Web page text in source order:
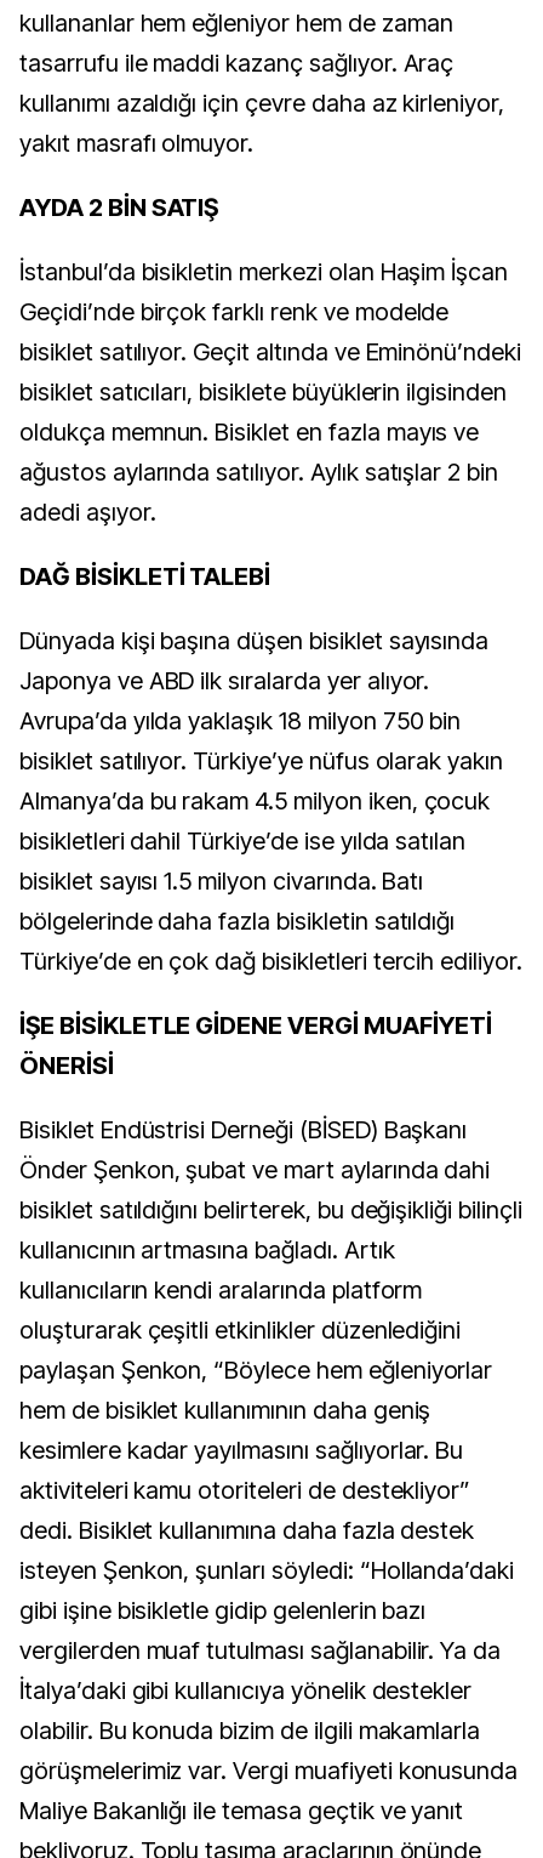
kullananlar hem eğleniyor hem de zaman
tasarrufu ile maddi kazanç sağlıyor. Araç
kullanımı azaldığı için çevre daha az kirleniyor,
yakıt masrafı olmuyor.
AYDA 2 BİN SATIŞ
İstanbul’da bisikletin merkezi olan Haşim İşcan
Geçidi’nde birçok farklı renk ve modelde
bisiklet satılıyor. Geçit altında ve Eminönü’ndeki
bisiklet satıcıları, bisiklete büyüklerin ilgisinden
oldukça memnun. Bisiklet en fazla mayıs ve
ağustos aylarında satılıyor. Aylık satışlar 2 bin
adedi aşıyor.
DAĞ BİSİKLETİ TALEBİ
Dünyada kişi başına düşen bisiklet sayısında
Japonya ve ABD ilk sıralarda yer alıyor.
Avrupa’da yılda yaklaşık 18 milyon 750 bin
bisiklet satılıyor. Türkiye’ye nüfus olarak yakın
Almanya’da bu rakam 4.5 milyon iken, çocuk
bisikletleri dahil Türkiye’de ise yılda satılan
bisiklet sayısı1.5 milyon civarında. Batı
bölgelerinde daha fazla bisikletin satıldığı
Türkiye’de en çok dağ bisikletleri tercih ediliyor.
İŞE BİSİKLETLE GİDENE VERGİ MUAFİYETİ
ÖNERİSİ
Bisiklet Endüstrisi Derneği (BİSED) Başkanı
Önder Şenkon, şubat ve mart aylarında dahi
bisiklet satıldığını belirterek, bu değişikliği bilinçli
kullanıcının artmasına bağladı. Artık
kullanıcıların kendi aralarında platform
oluşturarak çeşitli etkinlikler düzenlediğini
paylaşan Şenkon, “Böylece hem eğleniyorlar
hem de bisiklet kullanımının daha geniş
kesimlere kadar yayılmasını sağlıyorlar. Bu
aktiviteleri kamu otoriteleri de destekliyor”
dedi. Bisiklet kullanımına daha fazla destek
isteyen Şenkon, şunları söyledi: “Hollanda’daki
gibi işine bisikletle gidip gelenlerin bazı
vergilerden muaf tutulması sağlanabilir. Ya da
İtalya’daki gibi kullanıcıya yönelik destekler
olabilir. Bu konuda bizim de ilgili makamlarla
görüşmelerimiz var. Vergi muafiyeti konusunda
Maliye Bakanlığı ile temasa geçtik ve yanıt
bekliyoruz. Toplu taşıma araçlarının önünde